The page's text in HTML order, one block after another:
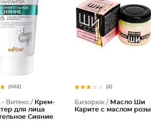
(402)
- Витекс / Крем-
для лица
Сияние
(2)
Бизорюк / Масло Ши
Карите с маслом розы